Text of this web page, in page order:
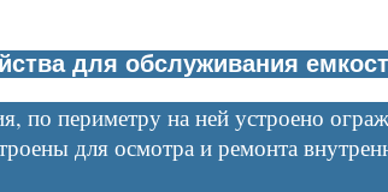
для обслуживания
по периметру на ней устроено
для осмотра и ремонта